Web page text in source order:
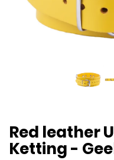
Red leather
Ketting -